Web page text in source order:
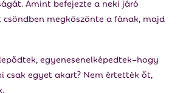
Amint befejezte a neki járó
megköszönte a fának, majd
egyenesenelképedtek–hogy
csak egyet akart? Nem értették őt,